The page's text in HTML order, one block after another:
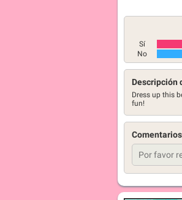
Sí
No
Descripción
Dress up this
fun!
Comentarios